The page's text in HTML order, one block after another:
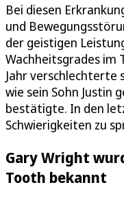
Bei diesen
und
der geistigen
Wachheitsgrades im
Jahr verschlechterte
wie sein Sohn Justin
bestätigte. In den
Schwierigkeiten zu
Gary Wright
Tooth bekannt